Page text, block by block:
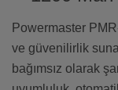
Powermaster
ve güvenilirlik
bağımsız olarak